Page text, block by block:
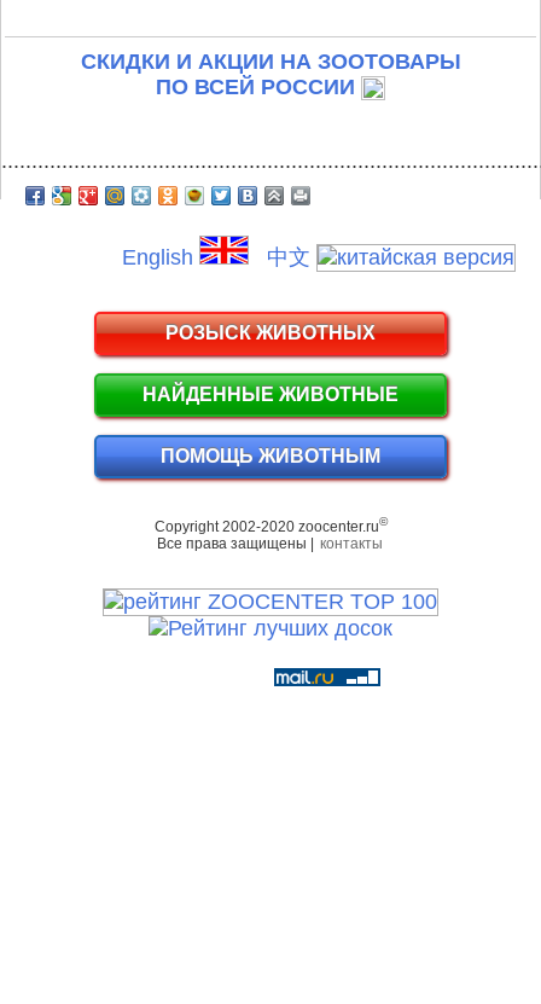
СКИДКИ И АКЦИИ НА ЗООТОВАРЫ
ПО ВСЕЙ РОССИИ
English 中文
РОЗЫСК ЖИВОТНЫХ
НАЙДЕННЫЕ ЖИВОТНЫЕ
ПОМОЩЬ ЖИВОТНЫМ
Copyright 2002-2020 zoocenter.ru©
Все права защищены | контакты